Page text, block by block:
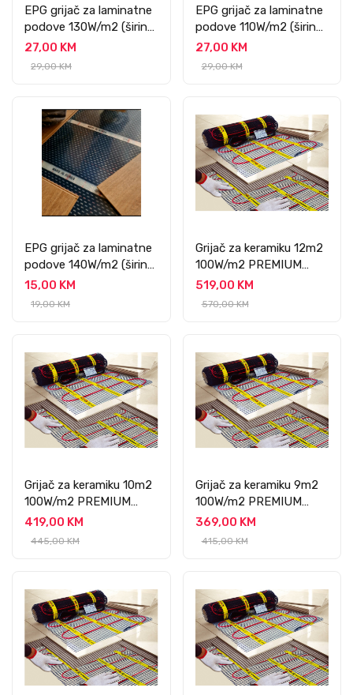
EPG grijač za laminatne
podove 130W/m2 (širine
100 cm)
27,00 KM
29,00 KM
EPG grijač za laminatne
podove 110W/m2 (širine
100 cm)
27,00 KM
29,00 KM
EPG grijač za laminatne
podove 140W/m2 (širine
50cm)
15,00 KM
19,00 KM
Grijač za keramiku 12m2
100W/m2 PREMIUM
PROFESSIONAL
519,00 KM
570,00 KM
Grijač za keramiku 10m2
100W/m2 PREMIUM
PROFESSIONAL
419,00 KM
445,00 KM
Grijač za keramiku 9m2
100W/m2 PREMIUM
PROFESSIONAL
369,00 KM
415,00 KM